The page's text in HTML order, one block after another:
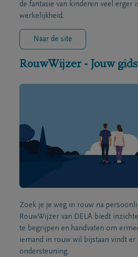
de fantasie van kinderen veel erger
werkelijkheid.
Naar de site
RouwWijzer - Jouw
Zoek je je weg in rouw na
RouwWijzer van DELA biedt
te begrijpen en handvaten om
iemand in rouw wil bijstaan vindt er
ondersteuning.